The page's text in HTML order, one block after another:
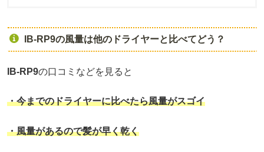
IB-RP9の風量は他のドライヤーと比べてどう？
IB-RP9の口コミなどを見ると
・今までのドライヤーに比べたら風量がスゴイ
・風量があるので髪が早く乾く